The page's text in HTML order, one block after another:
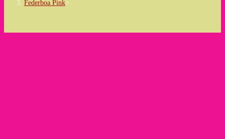
Federboa Pink>